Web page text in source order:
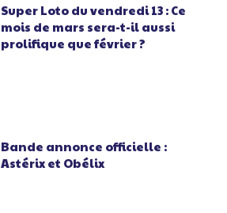
Super Loto du vendredi 13 : Ce
mois de mars sera-t-il aussi
prolifique que février ?
Bande annonce officielle :
Astérix et Obélix